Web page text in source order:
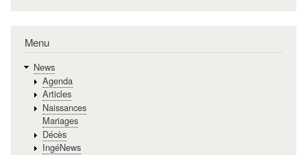
Menu
News
Agenda
Articles
Naissances
Mariages
Décès
IngéNews